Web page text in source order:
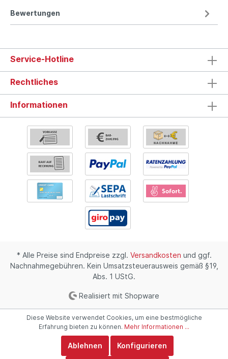
Bewertungen
Service-Hotline
Rechtliches
Informationen
* Alle Preise sind Endpreise zzgl. Versandkosten und ggf.
Nachnahmegebühren. Kein Umsatzsteuerausweis gemäß §19,
Abs. 1 UStG.
Realisiert mit Shopware
Diese Website verwendet Cookies, um eine bestmögliche
Erfahrung bieten zu können. Mehr Informationen ...
Ablehnen Konfigurieren